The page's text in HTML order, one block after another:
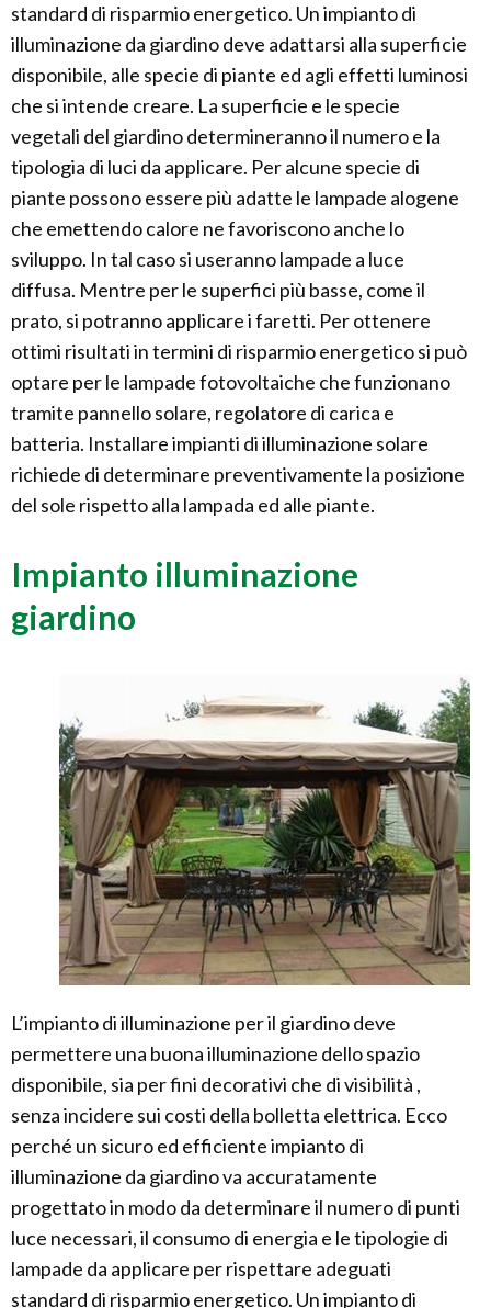
standard di risparmio energetico. Un impianto di
illuminazione da giardino deve adattarsi alla superficie
disponibile, alle specie di piante ed agli effetti luminosi
che si intende creare. La superficie e le specie
vegetali del giardino determineranno il numero e la
tipologia di luci da applicare. Per alcune specie di
piante possono essere più adatte le lampade alogene
che emettendo calore ne favoriscono anche lo
sviluppo. In tal caso si useranno lampade a luce
diffusa. Mentre per le superfici più basse, come il
prato, si potranno applicare i faretti. Per ottenere
ottimi risultati in termini di risparmio energetico si può
optare per le lampade fotovoltaiche che funzionano
tramite pannello solare, regolatore di carica e
batteria. Installare impianti di illuminazione solare
richiede di determinare preventivamente la posizione
del sole rispetto alla lampada ed alle piante.
Impianto illuminazione
giardino
L’impianto di illuminazione per il giardino deve
permettere una buona illuminazione dello spazio
disponibile, sia per fini decorativi che di visibilità ,
senza incidere sui costi della bolletta elettrica. Ecco
perché un sicuro ed efficiente impianto di
illuminazione da giardino va accuratamente
progettato in modo da determinare il numero di punti
luce necessari, il consumo di energia e le tipologie di
lampade da applicare per rispettare adeguati
standard di risparmio energetico. Un impianto di